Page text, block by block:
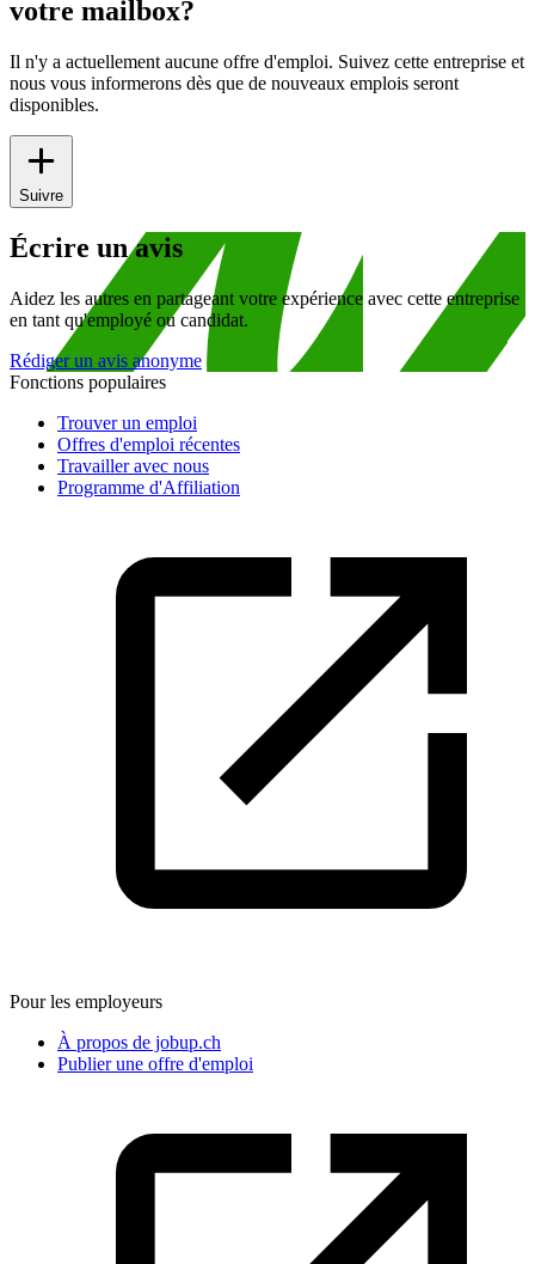
votre mailbox?
Il n'y a actuellement aucune offre d'emploi. Suivez cette entreprise et
nous vous informerons dès que de nouveaux emplois seront
disponibles.
Suivre
Écrire un avis
Aidez les autres en partageant votre expérience avec cette entreprise
en tant qu'employé ou candidat.
Rédiger un avis anonyme
Fonctions populaires
Trouver un emploi
Offres d'emploi récentes
Travailler avec nous
Programme d'Affiliation
Pour les employeurs
À propos de jobup.ch
Publier une offre d'emploi